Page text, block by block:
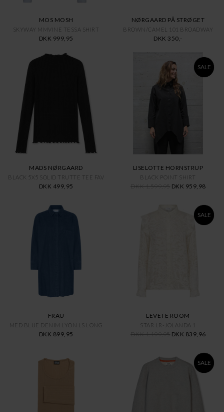
MOS MOSH
SKYWAY MMVINE TESSA SHIRT
DKK 999,95
NØRGAARD PÅ STRØGET
BROWN/CAMEL 101 BROADWAY
DKK 350,-
MADS NØRGAARD
BLACK 5X5 SOLID TRUTTE TEE FAV
DKK 499,95
SALE
LISELOTTE HORNSTRUP
BLACK POINT SHIRT
DKK 1.599,95 DKK 959,98
FRAU
MED BLUE DENIM LYON LS LONG
DKK 899,95
SALE
LEVETE ROOM
STAR LR-JOLANDA 1
DKK 1.199,95 DKK 839,96
SALE